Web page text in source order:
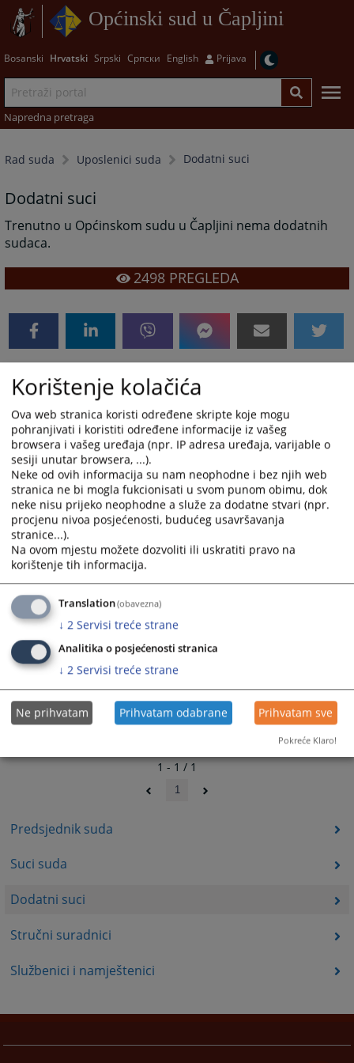
Općinski sud u Čapljini
Bosanski Hrvatski Srpski Српски English Prijava
Napredna pretraga
Rad suda Uposlenici suda Dodatni suci
Predsjednik suda
Suci suda
Dodatni suci
Stručni suradnici
Službenici i namještenici
Dodatni suci
Trenutno u Općinskom sudu u Čapljini nema dodatnih
sudaca.
2498PREGLEDA
1 - 1 / 1
1
Korištenje kolačića
Ova web stranica koristi određene skripte koje mogu
pohranjivati i koristiti određene informacije iz vašeg
browsera i vašeg uređaja (npr. IP adresa uređaja, varijable o
sesiji unutar browsera, ...).
Neke od ovih informacija su nam neophodne i bez njih web
stranica ne bi mogla fukcionisati u svom punom obimu, dok
neke nisu prijeko neophodne a služe za dodatne stvari (npr.
procjenu nivoa posjećenosti, budućeg usavršavanja
stranice...).
Na ovom mjestu možete dozvoliti ili uskratiti pravo na
korištenje tih informacija.
Translation(obavezna)
↓ 2 Servisi treće strane
Analitika o posjećenosti stranica
↓ 2 Servisi treće strane
Ne prihvatam Prihvatam odabrane Prihvatam sve
Pokreće Klaro!